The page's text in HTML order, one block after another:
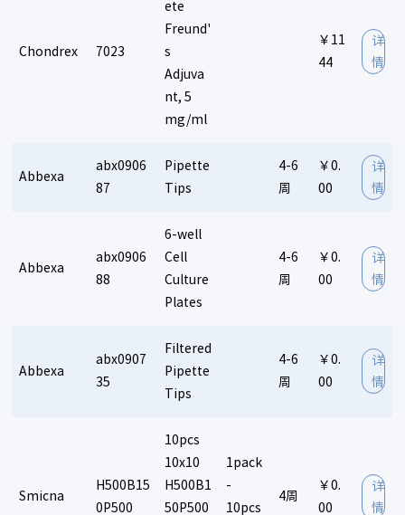
Chondrex 7023
ete
Freund'
s
Adjuva
nt, 5
mg/ml
￥11
44
详
情
Abbexa
abx0906
87
Pipette
Tips
4-6
周
￥0.
00
详
情
Abbexa
abx0906
88
6-well
Cell
Culture
Plates
4-6
周
￥0.
00
详
情
Abbexa
abx0907
35
Filtered
Pipette
Tips
4-6
周
￥0.
00
详
情
Smicna
H500B15
0P500
10pcs
10x10
H500B1
50P500
1pack
-
10pcs
4周
￥0.
00
详
情